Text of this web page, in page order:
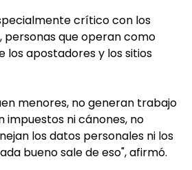
crítico con los
personas que operan como
los apostadores y los sitios
menores, no generan trabajo
impuestos ni cánones, no
los datos personales ni los
bueno sale de eso", afirmó.